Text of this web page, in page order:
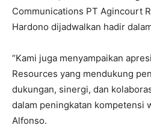
Communications PT Agincourt
Hardono dijadwalkan hadir
“Kami juga menyampaikan
Resources yang mendukung
dukungan, sinergi, dan
dalam peningkatan kompetensi
Alfonso.